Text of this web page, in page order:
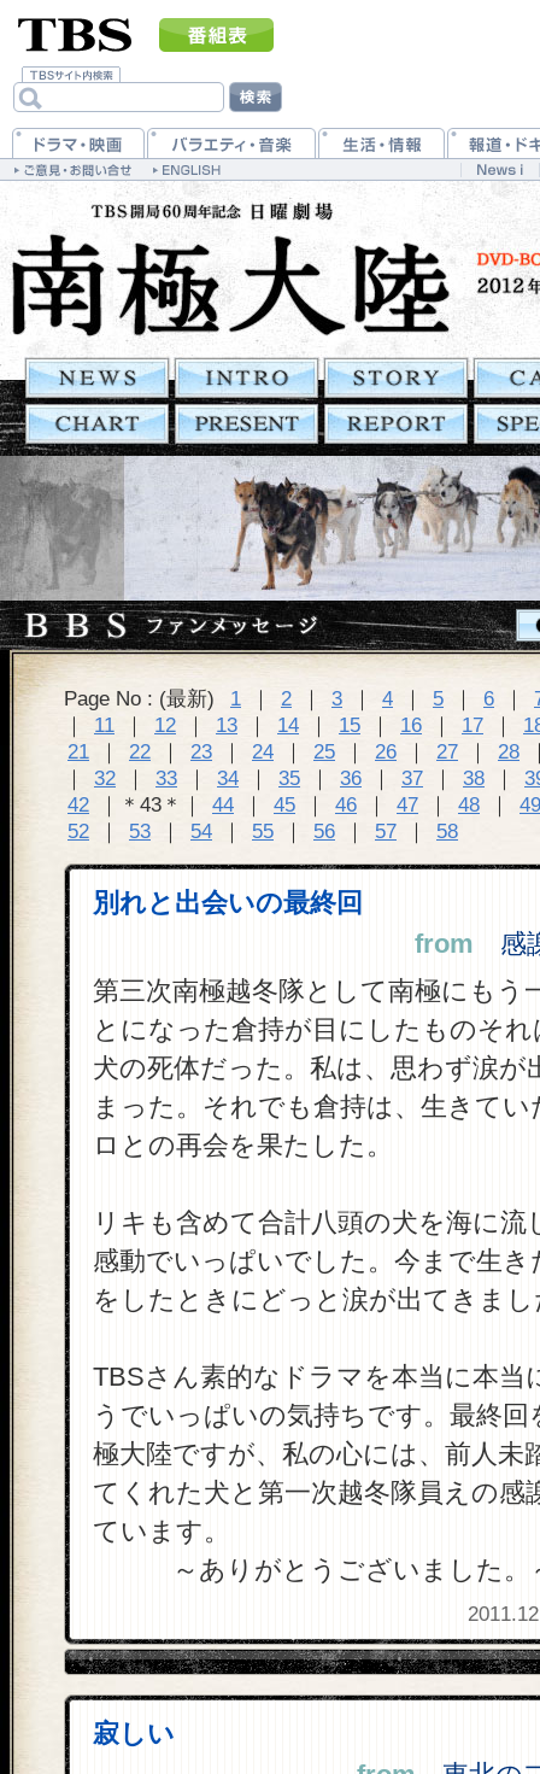
Page No : (最新) 1 ｜ 2 ｜ 3 ｜ 4 ｜ 5 ｜ 6 ｜
｜
11 ｜ 12 ｜ 13 ｜ 14 ｜ 15 ｜ 16 ｜ 17 ｜
21
｜ 22 ｜ 23 ｜ 24 ｜ 25 ｜ 26 ｜ 27 ｜ 28
｜
32 ｜ 33 ｜ 34 ｜ 35 ｜ 36 ｜ 37 ｜ 38 ｜
42
｜＊43＊｜ 44 ｜ 45 ｜ 46 ｜ 47 ｜ 48 ｜
49
52
｜ 53 ｜ 54 ｜ 55 ｜ 56 ｜ 57 ｜ 58
別れと出会いの最終回
from 感
第三次南極越冬隊として南極にもう
とになった倉持が目にしたものそれ
犬の死体だった。私は、思わず涙が
まった。それでも倉持は、生きてい
ロとの再会を果たした。
リキも含めて合計八頭の犬を海に流
感動でいっぱいでした。今まで生き
をしたときにどっと涙が出てきまし
TBSさん素的なドラマを本当に本当
うでいっぱいの気持ちです。最終回
極大陸ですが、私の心には、前人未
てくれた犬と第一次越冬隊員えの感
ています。
～ありがとうございました。
寂しい